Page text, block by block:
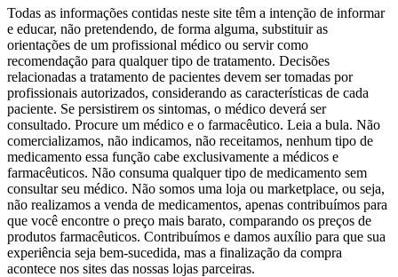
Todas as informações contidas neste site têm a intenção de informar
e educar, não pretendendo, de forma alguma, substituir as
orientações de um profissional médico ou servir como
recomendação para qualquer tipo de tratamento. Decisões
relacionadas a tratamento de pacientes devem ser tomadas por
profissionais autorizados, considerando as características de cada
paciente. Se persistirem os sintomas, o médico deverá ser
consultado. Procure um médico e o farmacêutico. Leia a bula. Não
comercializamos, não indicamos, não receitamos, nenhum tipo de
medicamento essa função cabe exclusivamente a médicos e
farmacêuticos. Não consuma qualquer tipo de medicamento sem
consultar seu médico. Não somos uma loja ou marketplace, ou seja,
não realizamos a venda de medicamentos, apenas contribuímos para
que você encontre o preço mais barato, comparando os preços de
produtos farmacêuticos. Contribuímos e damos auxílio para que sua
experiência seja bem-sucedida, mas a finalização da compra
acontece nos sites das nossas lojas parceiras.